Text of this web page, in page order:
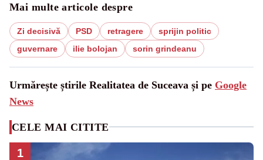
Mai multe articole despre
Zi decisivă PSD retragere
sprijin politic
guvernare
ilie bolojan sorin grindeanu
Urmărește știrile Realitatea de Suceava și pe Google
News
CELE MAI CITITE
1